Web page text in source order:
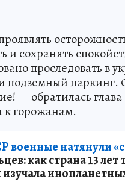
и сохранять
проследовать в
подземный паркинг.
— обратилась
к горожанам.
военные натянули
как страна 13 лет
изучала